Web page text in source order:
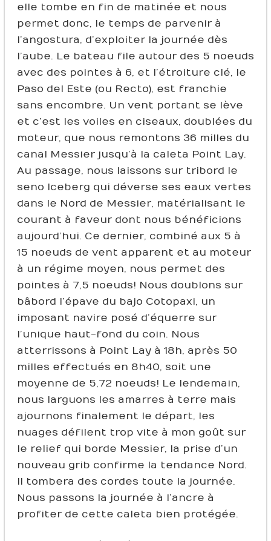
elle tombe en fin de matinée et nous
permet donc, le temps de parvenir à
l’angostura, d’exploiter la journée dès
l’aube. Le bateau file autour des 5 noeuds
avec des pointes à 6, et l’étroiture clé, le
Paso del Este (ou Recto), est franchie
sans encombre. Un vent portant se lève
et c’est les voiles en ciseaux, doublées du
moteur, que nous remontons 36 milles du
canal Messier jusqu’à la caleta Point Lay.
Au passage, nous laissons sur tribord le
seno Iceberg qui déverse ses eaux vertes
dans le Nord de Messier, matérialisant le
courant à faveur dont nous bénéficions
aujourd’hui. Ce dernier, combiné aux 5 à
15 noeuds de vent apparent et au moteur
à un régime moyen, nous permet des
pointes à 7,5 noeuds ! Nous doublons sur
bâbord l’épave du bajo Cotopaxi, un
imposant navire posé d’équerre sur
l’unique haut-fond du coin. Nous
atterrissons à Point Lay à 18h, après 50
milles effectués en 8h40, soit une
moyenne de 5,72 noeuds ! Le lendemain,
nous larguons les amarres à terre mais
ajournons finalement le départ, les
nuages défilent trop vite à mon goût sur
le relief qui borde Messier, la prise d’un
nouveau grib confirme la tendance Nord.
Il tombera des cordes toute la journée.
Nous passons la journée à l’ancre à
profiter de cette caleta bien protégée.